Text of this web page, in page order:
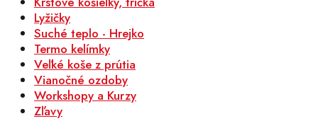
Lyžičky
Suché teplo - Hrejko
Termo kelímky
Veľké koše z prútia
Vianočné ozdoby
Workshopy a Kurzy
Zľavy